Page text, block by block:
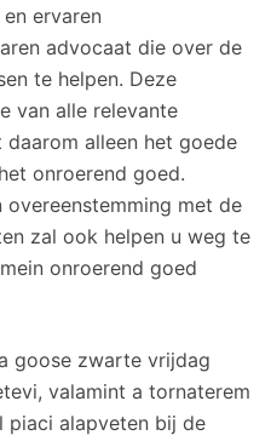
ervaren
advocaat die over de
te helpen. Deze
van alle relevante
alleen het goede
onroerend goed.
met de
zal ook helpen u weg te
onroerend goed
goose zwarte vrijdag
valamint a tornaterem
piaci alapveten bij de